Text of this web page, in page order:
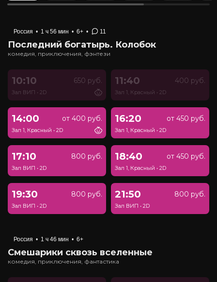
Россия • 1 ч 56 мин • 6+ • 11
Последний богатырь. Колобок
комедия, приключения, фэнтези
10:10 650 руб.
Зал ВИП • 2D
11:40 400 руб.
Зал 1, Красный • 2D
14:00 от 400 руб.
Зал 1, Красный • 2D
16:20 от 450 руб.
Зал 1, Красный • 2D
17:10 800 руб.
Зал ВИП • 2D
18:40 от 450 руб.
Зал 1, Красный • 2D
19:30 800 руб.
Зал ВИП • 2D
21:50 800 руб.
Зал ВИП • 2D
Россия • 1 ч 46 мин • 6+
Смешарики сквозь вселенные
комедия, приключения, фантастика